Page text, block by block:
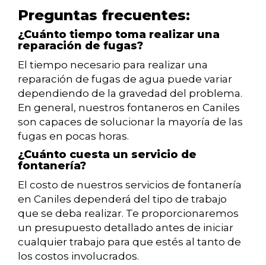
Preguntas frecuentes:
¿Cuánto tiempo toma realizar una
reparación de fugas?
El tiempo necesario para realizar una
reparación de fugas de agua puede variar
dependiendo de la gravedad del problema.
En general, nuestros fontaneros en Caniles
son capaces de solucionar la mayoría de las
fugas en pocas horas.
¿Cuánto cuesta un servicio de
fontanería?
El costo de nuestros servicios de fontanería
en Caniles dependerá del tipo de trabajo
que se deba realizar. Te proporcionaremos
un presupuesto detallado antes de iniciar
cualquier trabajo para que estés al tanto de
los costos involucrados.